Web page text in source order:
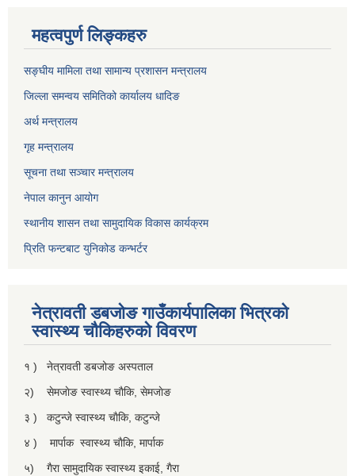
महत्वपुर्ण लिङ्कहरु
सङ्घीय मामिला तथा सामान्य प्रशासन मन्त्रालय
जिल्ला समन्वय समितिको कार्यालय धादिङ
अर्थ मन्त्रालय
गृह मन्त्रालय
सूचना तथा सञ्चार मन्त्रालय
नेपाल कानुन आयोग
स्थानीय शासन तथा सामुदायिक विकास कार्यक्रम
प्रिति फन्टबाट युनिकोड कन्भर्टर
नेत्रावती डबजाेङ गाउँकार्यपालिका भित्रकाे
स्वास्थ्य चाैकिहरुकाे विवरण
१ ) नेत्रावती डबजोङ अस्पताल
२) सेमजाेङ स्वास्थ्य चाैकि, सेमजाेङ
३ ) कटुन्जे स्वास्थ्य चाैकि, कटुन्जे
४ ) मार्पाक स्वास्थ्य चाैकि, मार्पाक
५) गैरा सामुदायिक स्वास्थ्य इकाई, गैरा